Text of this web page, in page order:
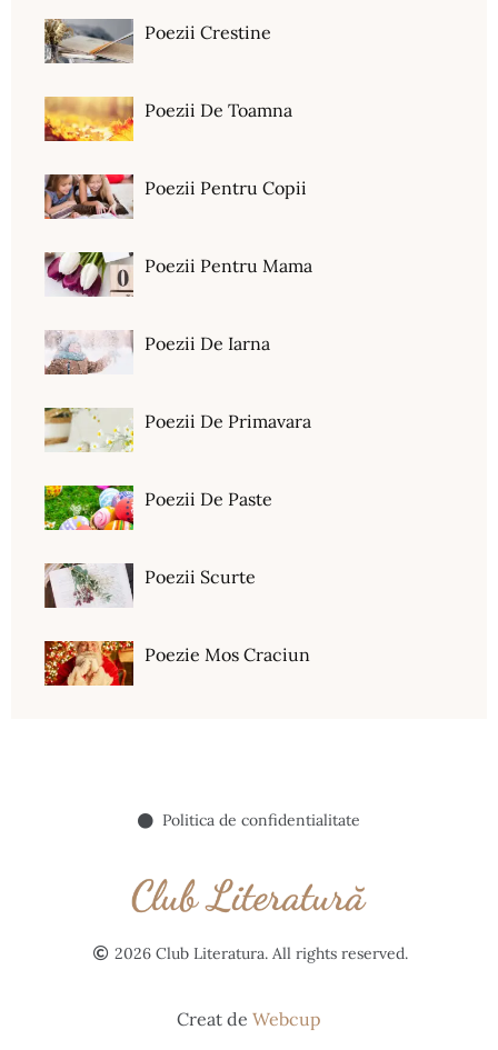
Poezii Crestine
Poezii De Toamna
Poezii Pentru Copii
Poezii Pentru Mama
Poezii De Iarna
Poezii De Primavara
Poezii De Paste
Poezii Scurte
Poezie Mos Craciun
Politica de confidentialitate
2026 Club Literatura. All rights reserved.
Creat de Webcup